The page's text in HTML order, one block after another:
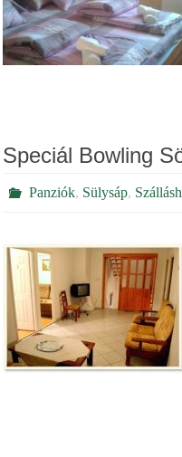
Speciál Bowling
Panziók, Sülysáp,